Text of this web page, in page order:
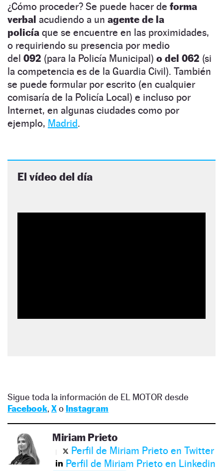
¿Cómo proceder? Se puede hacer de forma
verbal acudiendo a un agente de la
policía que se encuentre en las proximidades,
o requiriendo su presencia por medio
del 092 (para la Policía Municipal) o del 062 (si
la competencia es de la Guardia Civil). También
se puede formular por escrito (en cualquier
comisaría de la Policía Local) e incluso por
Internet, en algunas ciudades como por
ejemplo, Madrid.
El vídeo del día
Sigue toda la información de EL MOTOR desde
Facebook, Xo Instagram
Miriam Prieto
Perfil de Miriam Prieto en Twitter
Perfil de Miriam Prieto en Linkedin